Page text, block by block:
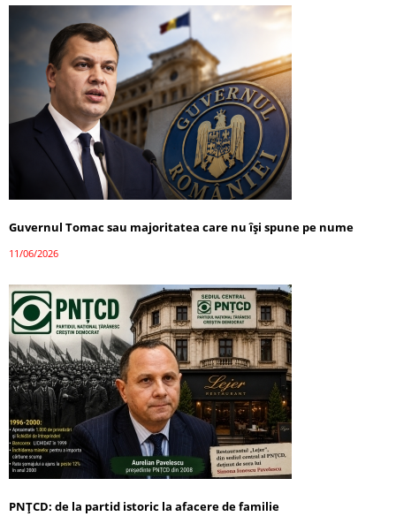
Guvernul Tomac sau majoritatea care nu își spune pe nume
11/06/2026
PNȚCD: de la partid istoric la afacere de familie